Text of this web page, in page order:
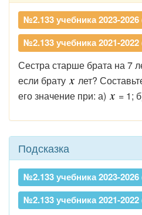
№2.133 учебника 2023-2026
№2.133 учебника 2021-2022
Сестра старше брата на 7
если брату
лет?
его значение при: а)
= 1;
Подсказка
№2.133 учебника 2023-2026
№2.133 учебника 2021-2022